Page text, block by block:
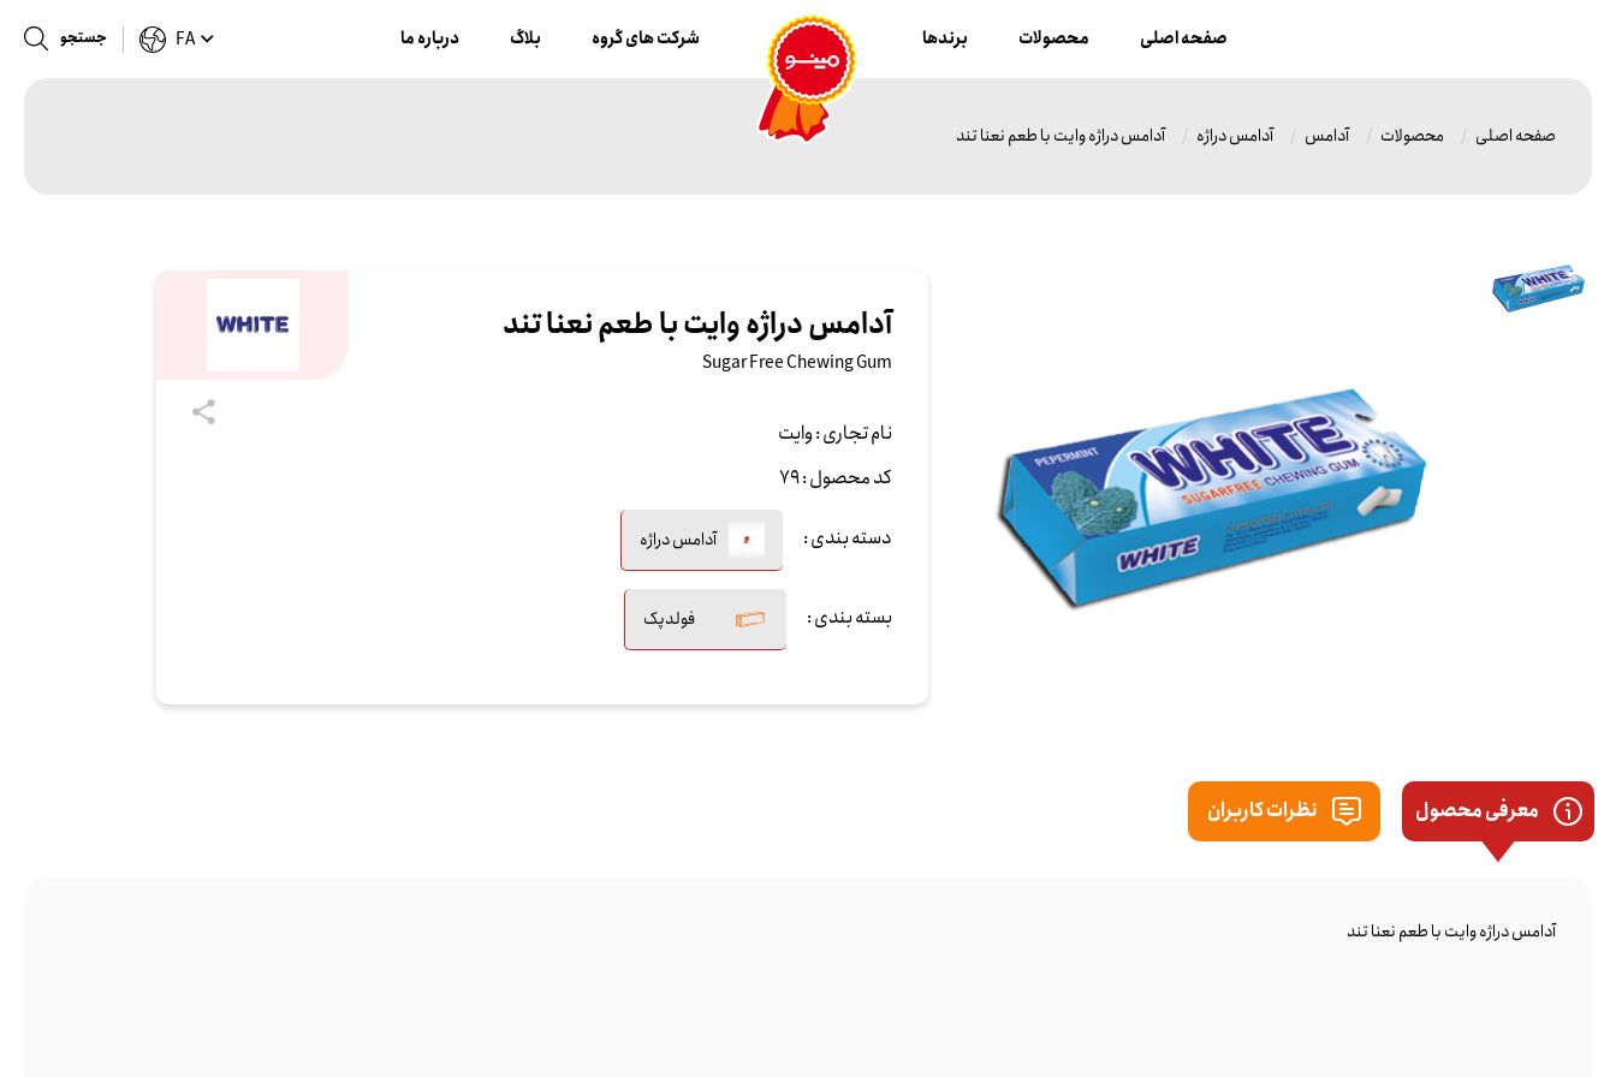
صفحه اصلی محصولات برندها شرکت های گروه بلاگ درباره ما FA جستجو
صفحه اصلی محصولات آدامس آدامس دراژه آدامس دراژه وایت با طعم نعنا تند
آدامس دراژه وایت با طعم نعنا تند
Sugar Free Chewing Gum
نام تجاری :وایت
کد محصول :79
دسته بندی : آدامس دراژه
بسته بندی : فولدپک
معرفی محصول نظرات کاربران
آدامس دراژه وایت با طعم نعنا تند